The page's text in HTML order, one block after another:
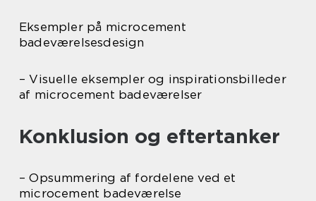
Eksempler på microcement
badeværelsesdesign
– Visuelle eksempler og inspirationsbilleder
af microcement badeværelser
Konklusion og eftertanker
– Opsummering af fordelene ved et
microcement badeværelse